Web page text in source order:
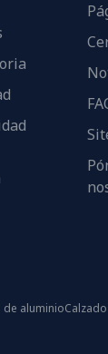
de aluminio